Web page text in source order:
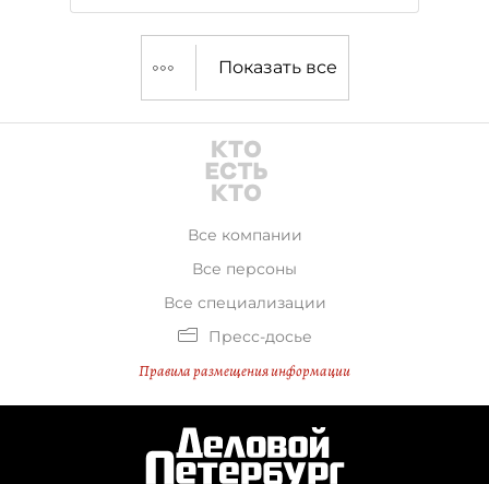
Показать все
Все компании
Все персоны
Все специализации
Пресс-досье
Правила размещения информации